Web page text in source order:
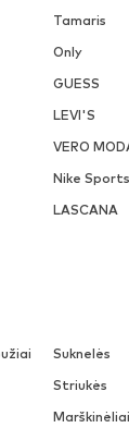
Tamaris
Only
GUESS
LEVI'S
VERO
Nike
LASCANA
Suknelės
Striukės